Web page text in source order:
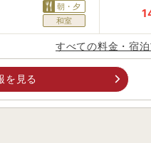
朝・夕
和室
すべての料金・宿
を見る